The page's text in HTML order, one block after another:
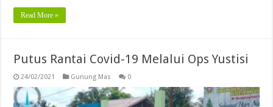
Read More »
Putus Rantai Covid-19 Melalui Ops Yustisi
24/02/2021 Gunung Mas 0